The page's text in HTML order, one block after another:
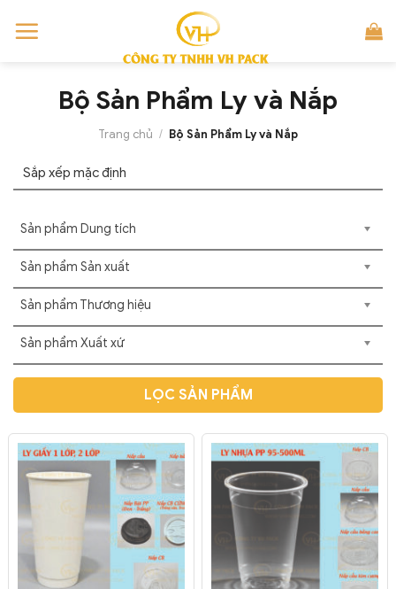
Bộ Sản Phẩm Ly và Nắp
Trang chủ / Bộ Sản Phẩm Ly và Nắp
Sản phẩm Dung tích
Sản phẩm Sản xuất
Sản phẩm Thương hiệu
Sản phẩm Xuất xứ
LỌC SẢN PHẨM